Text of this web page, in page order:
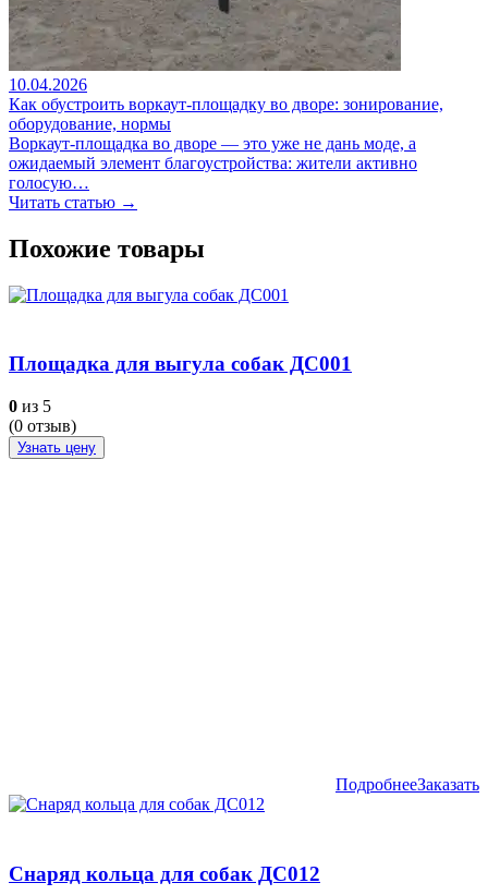
10.04.2026
Как обустроить воркаут-площадку во дворе: зонирование,
оборудование, нормы
Воркаут-площадка во дворе — это уже не дань моде, а
ожидаемый элемент благоустройства: жители активно
голосую…
Читать статью →
Похожие товары
Площадка для выгула собак ДС001
0 из 5
(0 отзыв)
Узнать цену
ПодробнееЗаказать
Снаряд кольца для собак ДС012